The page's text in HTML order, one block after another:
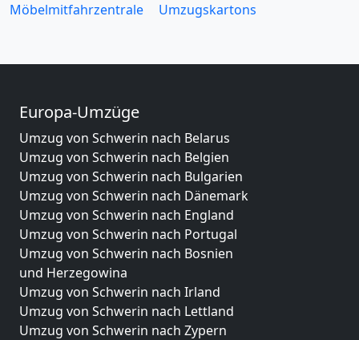
Möbelmitfahrzentrale
Umzugskartons
Europa-Umzüge
Umzug von Schwerin nach Belarus
Umzug von Schwerin nach Belgien
Umzug von Schwerin nach Bulgarien
Umzug von Schwerin nach Dänemark
Umzug von Schwerin nach England
Umzug von Schwerin nach Portugal
Umzug von Schwerin nach Bosnien
und Herzegowina
Umzug von Schwerin nach Irland
Umzug von Schwerin nach Lettland
Umzug von Schwerin nach Zypern